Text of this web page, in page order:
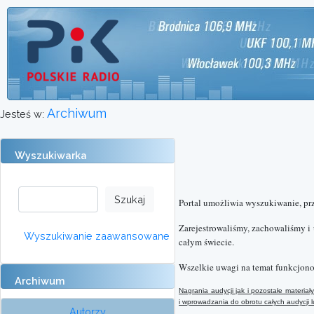
Jesteś w: Archiwum
Wyszukiwarka
Wyszukiwanie zaawansowane
Archiwum
Autorzy
Portal umożliwia wyszukiwanie,
Zarejestrowaliśmy, zachowaliśmy
całym świecie.
Wszelkie uwagi na temat
Nagrania audycji jak i pozostałe
i wprowadzania do obrotu całych